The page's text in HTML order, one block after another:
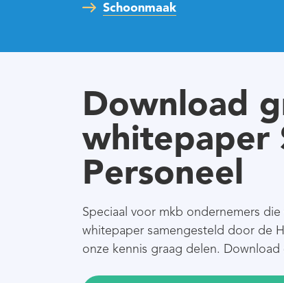
Schoonmaak
Download
whitepaper
Personeel
Speciaal voor mkb ondernemers
whitepaper samengesteld door de
onze kennis graag delen.